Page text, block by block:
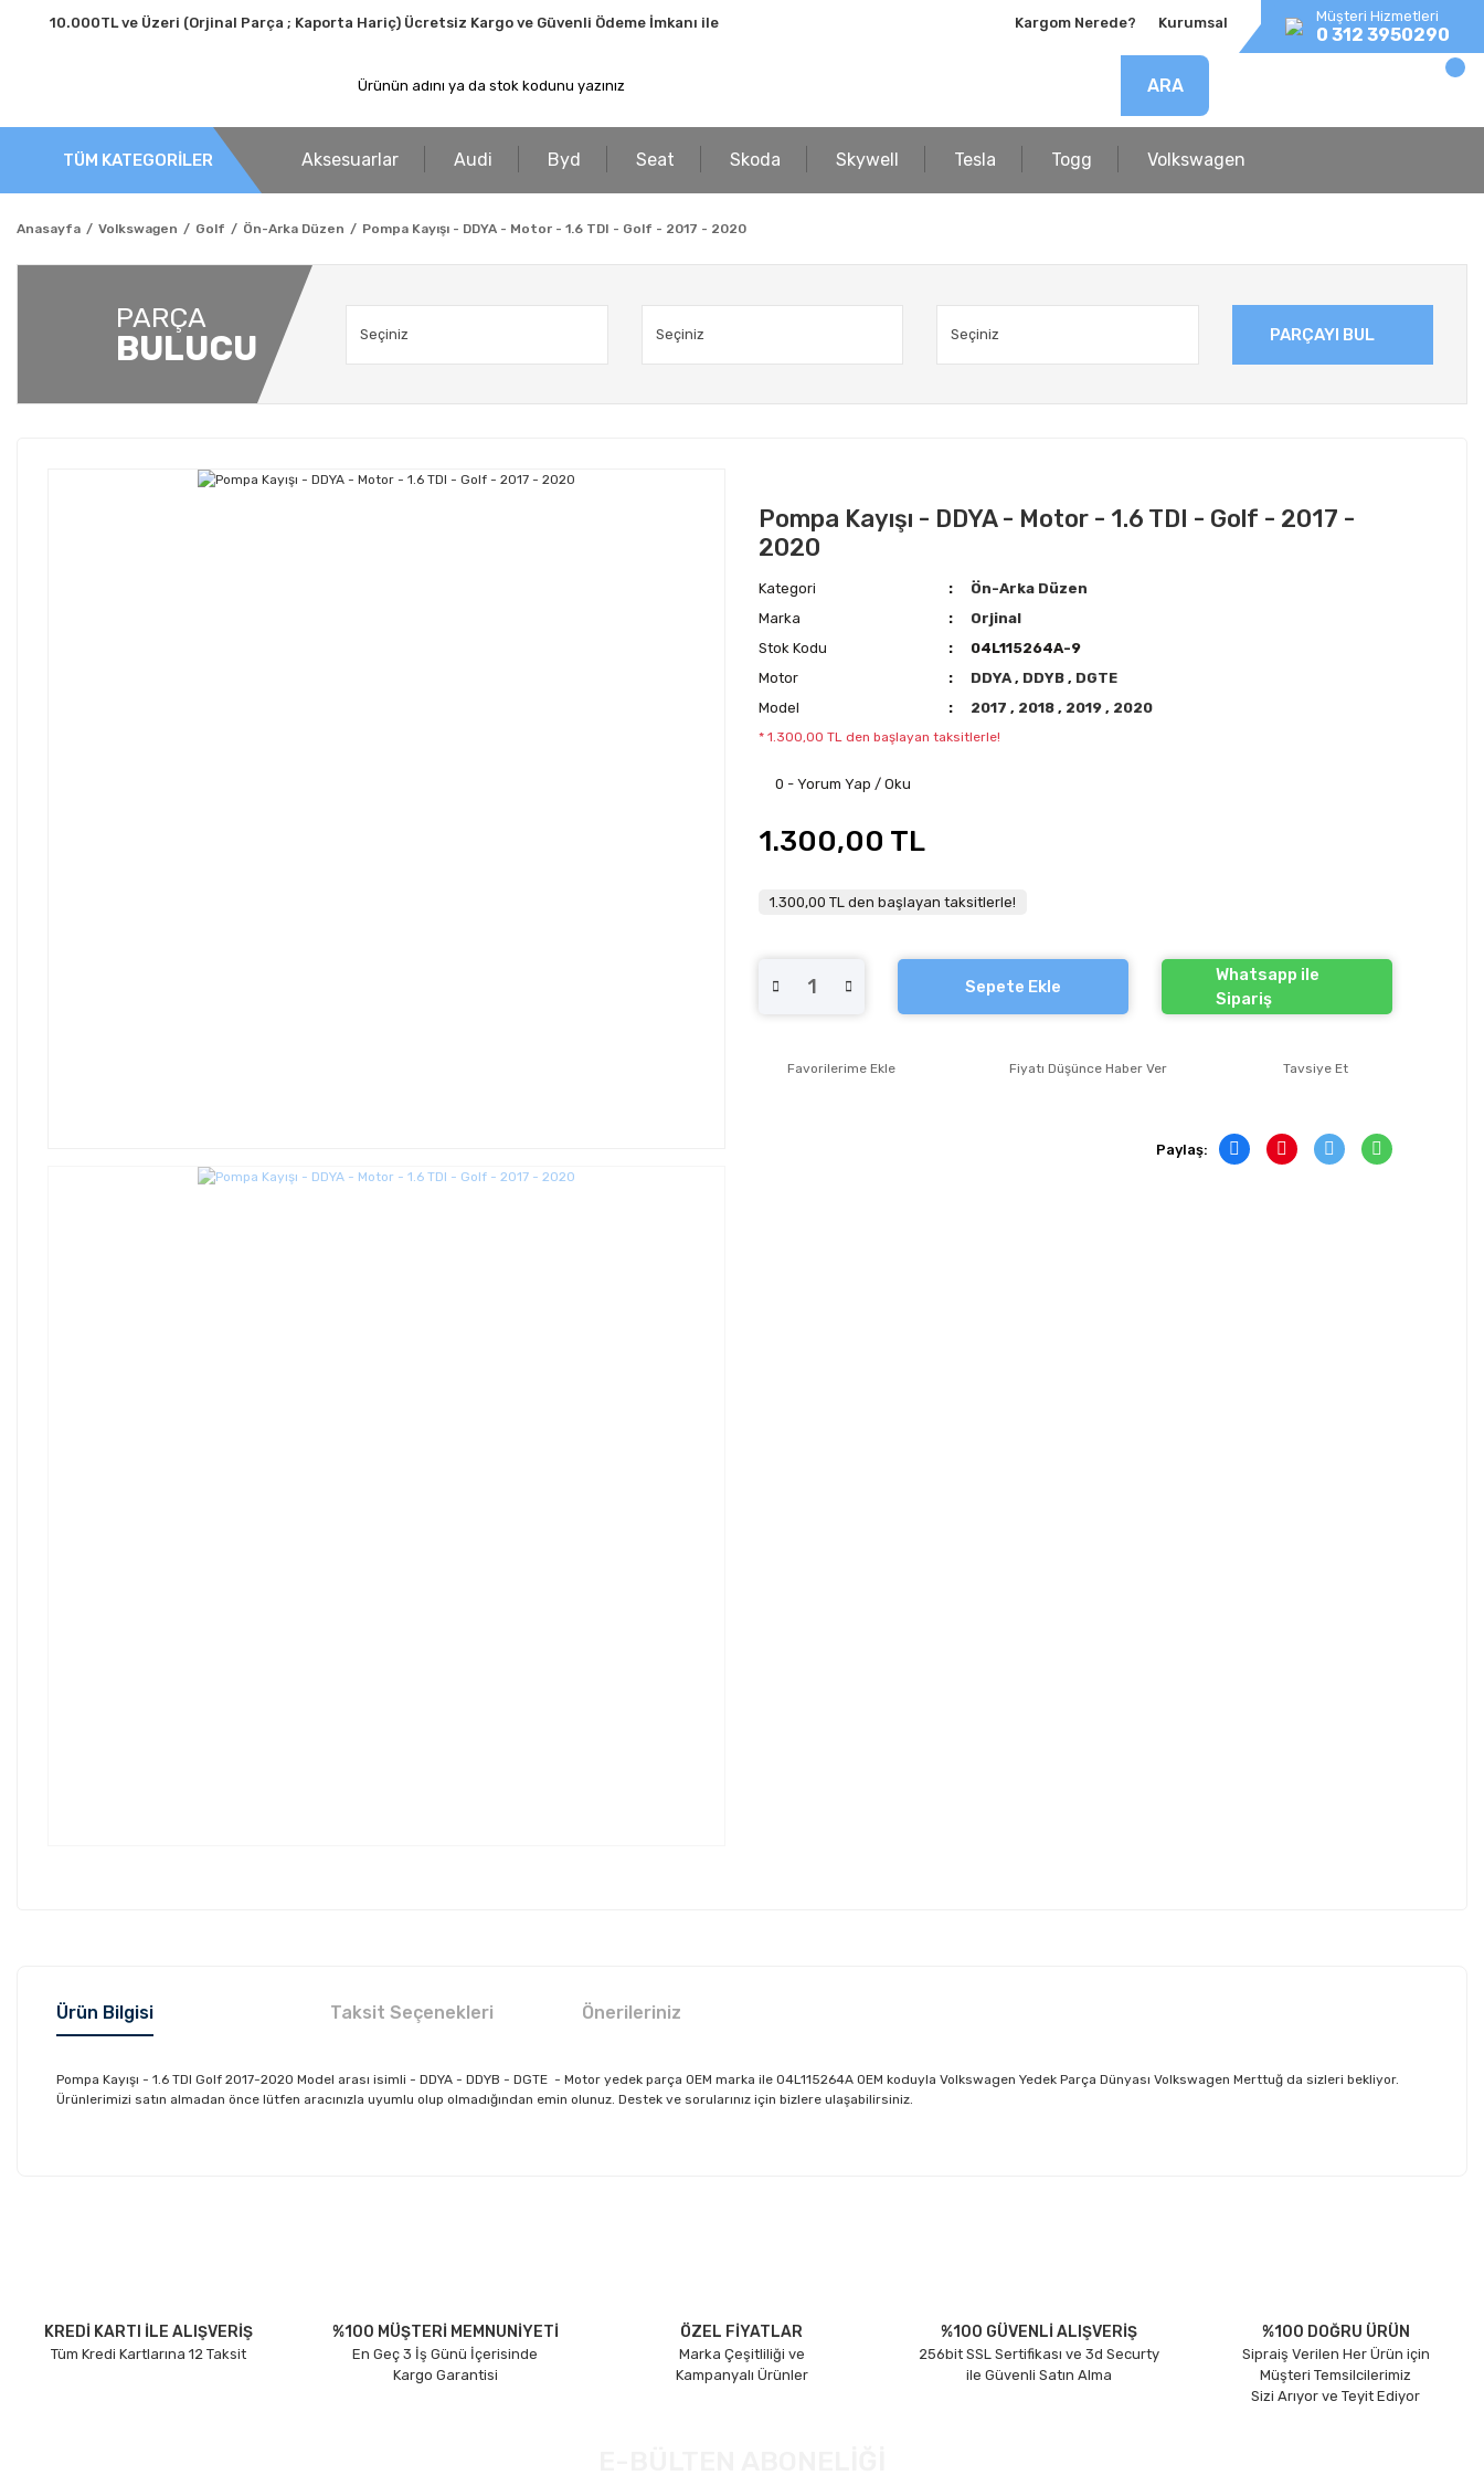
10.000TL ve Üzeri (Orjinal Parça ; Kaporta Hariç) Ücretsiz Kargo ve Güvenli Ödeme İmkanı ile Kargom Nerede? Kurumsal Müşteri Hizmetleri
0 312 3950290
ARA
TÜM KATEGORİLER Aksesuarlar Audi Byd Seat Skoda Skywell Tesla Togg Volkswagen
Anasayfa Volkswagen Golf Ön-Arka Düzen Pompa Kayışı - DDYA - Motor - 1.6 TDI - Golf - 2017 - 2020
PARÇA
BULUCU PARÇAYI BUL
Pompa Kayışı - DDYA - Motor - 1.6 TDI - Golf - 2017 -
2020
Kategori
Ön-Arka Düzen
Marka
Orjinal
Stok Kodu
04L115264A-9
Motor
DDYA, DDYB, DGTE
Model
2017, 2018, 2019, 2020
* 1.300,00 TL den başlayan taksitlerle!
0 - Yorum Yap / Oku
1.300,00 TL
1.300,00 TL den başlayan taksitlerle!
Sepete Ekle
Whatsapp ile
Sipariş
Fiyatı Düşünce Haber Ver Tavsiye Et
Paylaş:
Ürün Bilgisi Taksit Seçenekleri Önerileriniz
Pompa Kayışı - 1.6 TDI Golf 2017-2020 Model arası isimli - DDYA - DDYB - DGTE - Motor yedek parça OEM marka ile 04L115264A OEM koduyla Volkswagen Yedek Parça Dünyası Volkswagen Merttuğ da sizleri bekliyor.
Ürünlerimizi satın almadan önce lütfen aracınızla uyumlu olup olmadığından emin olunuz. Destek ve sorularınız için bizlere ulaşabilirsiniz.
Ürün bilgilerinde hatalar bulunuyor.
Ürün fiyatı diğer sitelerden daha pahalı.
KREDİ KARTI İLE ALIŞVERİŞ
Tüm Kredi Kartlarına 12 Taksit
%100 MÜŞTERİ MEMNUNİYETİ
En Geç 3 İş Günü İçerisinde
Kargo Garantisi
ÖZEL FİYATLAR
Marka Çeşitliliği ve
Kampanyalı Ürünler
%100 GÜVENLİ ALIŞVERİŞ
256bit SSL Sertifikası ve 3d Securty
ile Güvenli Satın Alma
%100 DOĞRU ÜRÜN
Sipraiş Verilen Her Ürün için
Müşteri Temsilcilerimiz
Sizi Arıyor ve Teyit Ediyor